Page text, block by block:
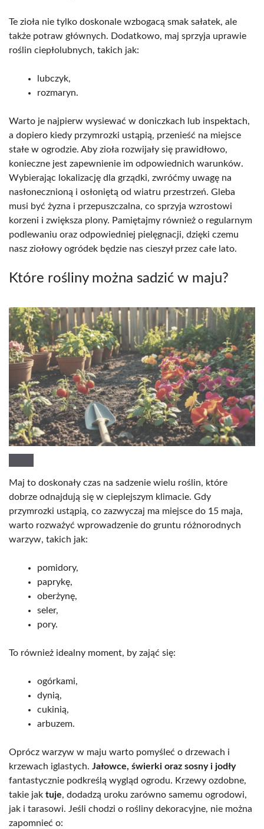
Te zioła nie tylko doskonale wzbogacą smak sałatek, ale
także potraw głównych. Dodatkowo, maj sprzyja uprawie
roślin ciepłolubnych, takich jak:
lubczyk,
rozmaryn.
Warto je najpierw wysiewać w doniczkach lub inspektach,
a dopiero kiedy przymrozki ustąpią, przenieść na miejsce
stałe w ogrodzie. Aby zioła rozwijały się prawidłowo,
konieczne jest zapewnienie im odpowiednich warunków.
Wybierając lokalizację dla grządki, zwróćmy uwagę na
nasłonecznioną i osłoniętą od wiatru przestrzeń. Gleba
musi być żyzna i przepuszczalna, co sprzyja wzrostowi
korzeni i zwiększa plony. Pamiętajmy również o regularnym
podlewaniu oraz odpowiedniej pielęgnacji, dzięki czemu
nasz ziołowy ogródek będzie nas cieszył przez całe lato.
Które rośliny można sadzić w maju?
Maj to doskonały czas na sadzenie wielu roślin, które
dobrze odnajdują się w cieplejszym klimacie. Gdy
przymrozki ustąpią, co zazwyczaj ma miejsce do 15 maja,
warto rozważyć wprowadzenie do gruntu różnorodnych
warzyw, takich jak:
pomidory,
paprykę,
oberżynę,
seler,
pory.
To również idealny moment, by zająć się:
ogórkami,
dynią,
cukinią,
arbuzem.
Oprócz warzyw w maju warto pomyśleć o drzewach i
krzewach iglastych. Jałowce, świerki oraz sosny i jodły
fantastycznie podkreślą wygląd ogrodu. Krzewy ozdobne,
takie jak tuje, dodadzą uroku zarówno samemu ogrodowi,
jak i tarasowi. Jeśli chodzi o rośliny dekoracyjne, nie można
zapomnieć o: